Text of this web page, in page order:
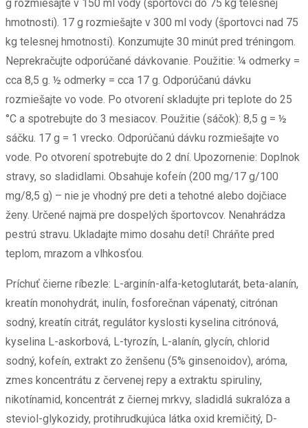
g rozmiešajte v 150 ml vody (športovci do 75 kg telesnej
hmotnosti). 17 g rozmiešajte v 300 ml vody (športovci nad 75
kg telesnej hmotnosti). Konzumujte 30 minút pred tréningom.
Neprekračujte odporúčané dávkovanie. Použitie: ¼ odmerky =
cca 8,5 g. ½ odmerky = cca 17 g. Odporúčanú dávku
rozmiešajte vo vode. Po otvorení skladujte pri teplote do 25
°C a spotrebujte do 3 mesiacov. Použitie (sáčok): 8,5 g = ½
sáčku. 17 g = 1 vrecko. Odporúčanú dávku rozmiešajte vo
vode. Po otvorení spotrebujte do 2 dní. Upozornenie: Doplnok
stravy, so sladidlami. Obsahuje kofeín (200 mg/17 g/100
mg/8,5 g) – nie je vhodný pre deti a tehotné alebo dojčiace
ženy. Určené najmä pre dospelých športovcov. Nenahrádza
pestrú stravu. Ukladajte mimo dosahu detí! Chráňte pred
teplom, mrazom a vlhkosťou.
Príchuť čierne ríbezle: L-arginín-alfa-ketoglutarát, beta-alanín,
kreatín monohydrát, inulín, fosforečnan vápenatý, citrónan
sodný, kreatín citrát, regulátor kyslosti kyselina citrónová,
kyselina L-askorbová, L-tyrozín, L-alanín, glycín, chlorid
sodný, kofeín, extrakt zo ženšenu (5% ginsenoidov), aróma,
zmes koncentrátu z červenej repy a extraktu spiruliny,
nikotínamid, koncentrát z čiernej mrkvy, sladidlá sukralóza a
steviol-glykozidy, protihrudkujúca látka oxid kremičitý, D-